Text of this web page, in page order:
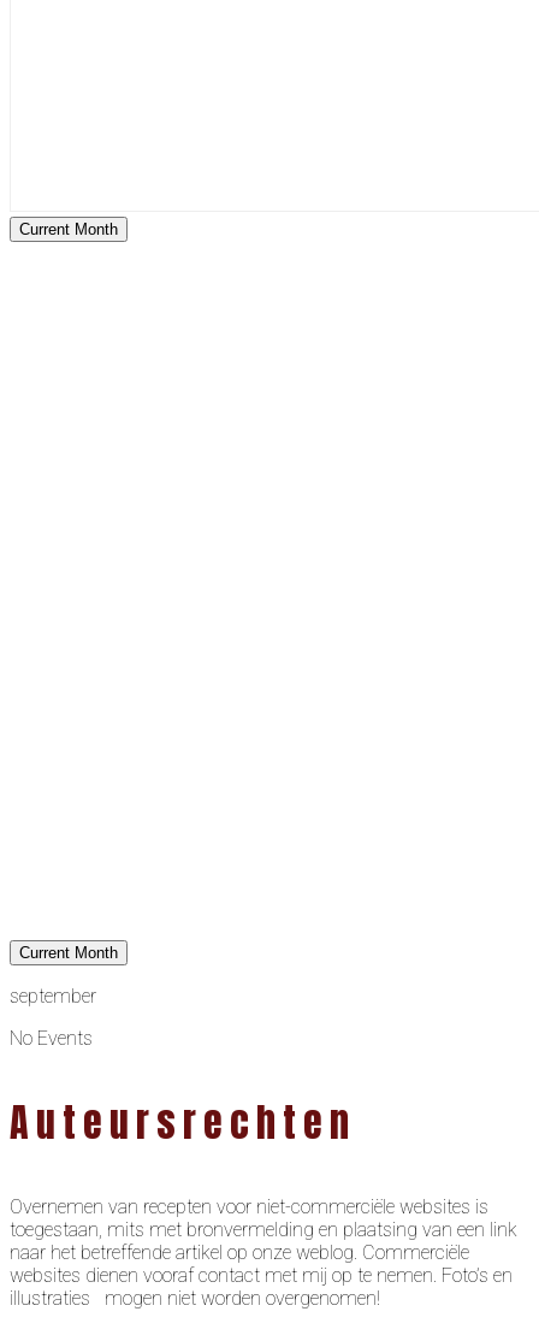
Current Month
Current Month
september
No Events
Auteursrechten
Overnemen van recepten voor niet-commerciële websites is
toegestaan, mits met bronvermelding en plaatsing van een link
naar het betreffende artikel op onze weblog. Commerciële
websites dienen vooraf contact met mij op te nemen. Foto’s en
illustraties mogen niet worden overgenomen!